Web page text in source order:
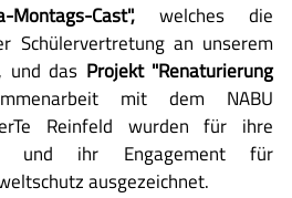
Cast",welches die
Schülervertretung an unserem
und das Projekt "Renaturierung
mit dem NABU
Reinfeld wurden für ihre
und ihr Engagement für
ausgezeichnet.